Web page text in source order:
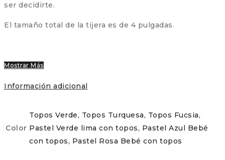
ser decidirte.
El tamaño total de la tijera es de 4 pulgadas.
Mostrar Más
Información adicional
Color
Topos Verde, Topos Turquesa, Topos Fucsia,
Pastel Verde lima con topos, Pastel Azul Bebé
con topos, Pastel Rosa Bebé con topos